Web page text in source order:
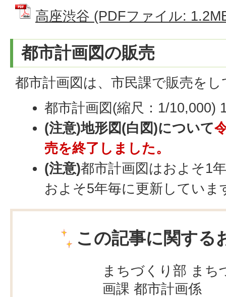
高座渋谷 (PDFファイル:
都市計画図の販売
都市計画図は、市民課で販売を
都市計画図(縮尺：1/10,000)
(注意)地形図(白図)について
売を終了しました。
(注意)都市計画図はおよそ1
およそ5年毎に更新していま
この記事に関する
まちづくり部 まち
画課 都市計画係